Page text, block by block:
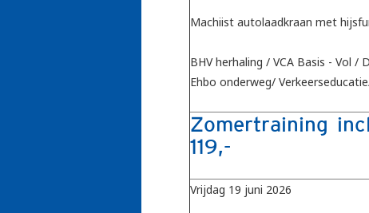
Machiist autolaadkraan met
BHV herhaling / VCA Basis - Vol
Ehbo onderweg/
Zomertraining
119,-
Vrijdag 19 juni 2026